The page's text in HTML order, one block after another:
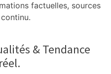
factuelles, sources
& Tendance